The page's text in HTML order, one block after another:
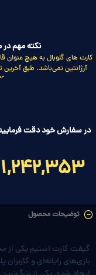
1,242,353 تومانءءء
نکته مهم
کارت های گلوبال به هیچ عنوان
آرژانتین نمی‌باشد. طبق آخرین
در سفارش خود دقت
توضیحات محصول
گیفت کارت استیم یکی از